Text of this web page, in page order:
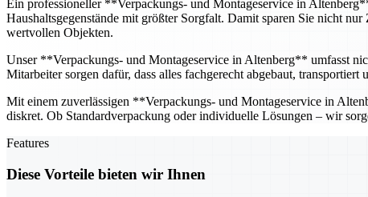
Ein professioneller **Verpackungs- und Montageservice in
Haushaltsgegenstände mit größter Sorgfalt. Damit sparen Sie nicht
wertvollen Objekten.
Unser **Verpackungs- und Montageservice in Altenberg** umfasst
Mitarbeiter sorgen dafür, dass alles fachgerecht abgebaut,
Mit einem zuverlässigen **Verpackungs- und Montageservice in
diskret. Ob Standardverpackung oder individuelle Lösungen – wir
Features
Diese Vorteile bieten wir Ihnen